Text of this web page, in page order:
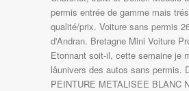
permis entrée de gamme mais
qualité/prix. Voiture sans permis
d'Andran. Bretagne Mini Voiture
Etonnant soit-il, cette semaine je
lâunivers des autos sans permis.
PEINTURE METALISEE BLANC